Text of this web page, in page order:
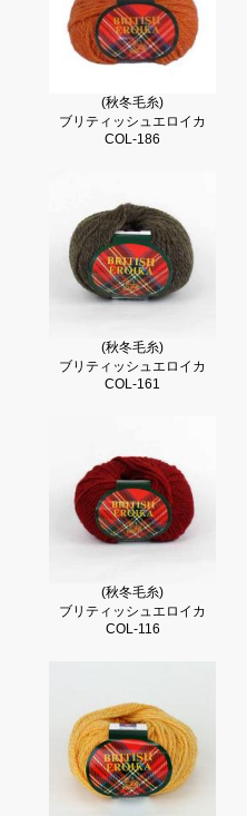
(秋冬毛糸)
ブリティッシュエロイカ
COL-186
(秋冬毛糸)
ブリティッシュエロイカ
COL-161
(秋冬毛糸)
ブリティッシュエロイカ
COL-116